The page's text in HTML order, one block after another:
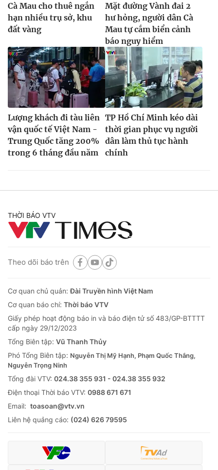
Cà Mau cho thuê ngắn
hạn nhiều trụ sở, khu
đất vàng
Mặt đường Vành đai 2
hư hỏng, người dân Cà
Mau tự cắm biển cảnh
báo nguy hiểm
Lượng khách đi tàu liên
vận quốc tế Việt Nam -
Trung Quốc tăng 200%
trong 6 tháng đầu năm
TP Hồ Chí Minh kéo dài
thời gian phục vụ người
dân làm thủ tục hành
chính
THỜI BÁO VTV
Theo dõi báo trên
Cơ quan chủ quản:Đài Truyền hình Việt Nam
Cơ quan báo chí: Thời báo VTV
Giấy phép hoạt động báo in và báo điện tử số 483/GP-BTTTT
cấp ngày 29/12/2023
Tổng Biên tập: Vũ Thanh Thủy
Phó Tổng Biên tập: Nguyễn Thị Mỹ Hạnh, Phạm Quốc Thắng,
Nguyễn Trọng Ninh
Tổng đài VTV: 024.38 355 931 - 024.38 355 932
Ðiện thoại Thời báo VTV: 0988 671 671
Email: toasoan@vtv.vn
Liên hệ quảng cáo: (024) 626 79595